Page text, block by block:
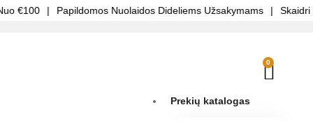
€100 | Papildomos Nuolaidos Dideliems Užsakymams | Skaidri
0
Prekių katalogas